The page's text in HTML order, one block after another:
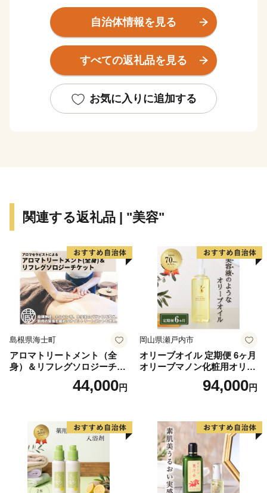
渓、18世紀頃より伝承されてきている農村歌舞伎舞台な
ど、数多くの観光スポットを有しています。
醤油、佃煮、そうめんなどの伝統産業、日本におけるオ
リーブ発祥の地、小豆島でつくられるオリーブオイルな
自治体情報を見る
すべての返礼品を見る
お気に入りに追加する
関連する返礼品 | "美容"
島根県海士町
アロマトリートメント（全
身）＆リフレグソロジーチケ
44,000円
岡山県瀬戸内市
オリーブオイル 定期便 6ヶ月
オリーブマノン化粧用オリー
ブオイル 200ml オリーブ オ
イル 美容 スキンケア 化粧用
94,000円